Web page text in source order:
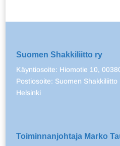
Suomen Shakkiliitto ry
Käyntiosoite: Hiomotie 10,
Postiosoite: Suomen
Helsinki
Toiminnanjohtaja Marko